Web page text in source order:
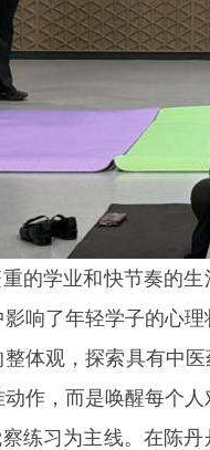
的学业和快节奏的
响了年轻学子的心
整体观，探索具有中
作，而是唤醒每个
练习为主线。在陈